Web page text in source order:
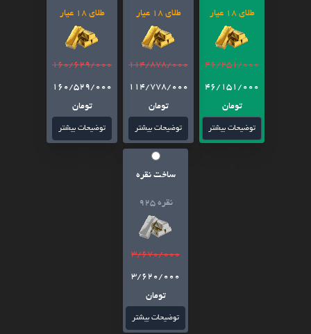
طلای 18 عیار
46/251/000
46/151/000
تومان
توضیحات بیشتر
طلای 18 عیار
114/878/000
114/778/000
تومان
توضیحات بیشتر
طلای 18 عیار
160/629/000
160/529/000
تومان
توضیحات بیشتر
ساخت نقره
نقره 925
3/670/000
3/620/000
تومان
توضیحات بیشتر